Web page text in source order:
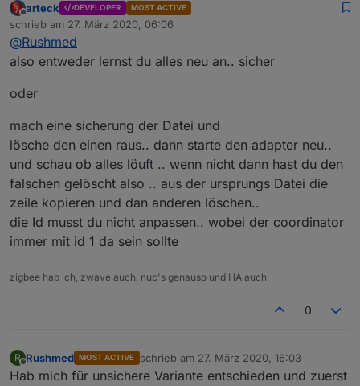
Offline
arteck DEVELOPER MOST ACTIVE
schrieb am 27. März 2020, 06:06
zuletzt editiert von
@Rushmed
also entweder lernst du alles neu an.. sicher
oder
mach eine sicherung der Datei und
lösche den einen raus.. dann starte den adapter neu..
und schau ob alles löuft .. wenn nicht dann hast du den
falschen gelöscht also .. aus der ursprungs Datei die
zeile kopieren und dan anderen löschen..
die Id musst du nicht anpassen.. wobei der coordinator
immer mit id 1 da sein sollte
zigbee hab ich, zwave auch, nuc's genauso und HA auch
0
R
Offline
Rushmed MOST ACTIVE schrieb am 27. März 2020, 16:03
zuletzt editiert von
Hab mich für unsichere Variante entschieden und zuerst